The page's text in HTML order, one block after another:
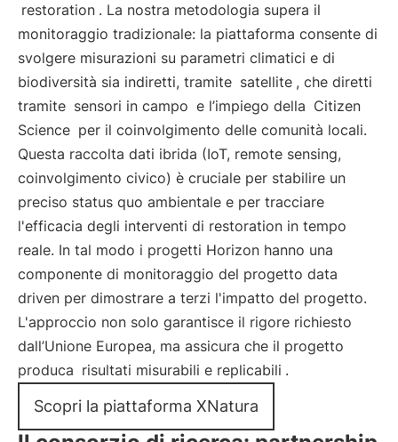
restoration . La nostra metodologia supera il
monitoraggio tradizionale: la piattaforma consente di
svolgere misurazioni su parametri climatici e di
biodiversità sia indiretti, tramite satellite , che diretti
tramite sensori in campo e l’impiego della Citizen
Science per il coinvolgimento delle comunità locali.
Questa raccolta dati ibrida (IoT, remote sensing,
coinvolgimento civico) è cruciale per stabilire un
preciso status quo ambientale e per tracciare
l'efficacia degli interventi di restoration in tempo
reale. In tal modo i progetti Horizon hanno una
componente di monitoraggio del progetto data
driven per dimostrare a terzi l'impatto del progetto.
L'approccio non solo garantisce il rigore richiesto
dall’Unione Europea, ma assicura che il progetto
produca risultati misurabili e replicabili .
Scopri la piattaforma XNatura